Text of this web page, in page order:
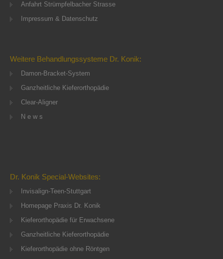
Anfahrt Strümpfelbacher Strasse
Impressum & Datenschutz
Weitere Behandlungssysteme Dr. Konik:
Damon-Bracket-System
Ganzheitliche Kieferorthopädie
Clear-Aligner
N e w s
Dr. Konik Special-Websites:
Invisalign-Teen-Stuttgart
Homepage Praxis Dr. Konik
Kieferorthopädie für Erwachsene
Ganzheitliche Kieferorthopädie
Kieferorthopädie ohne Röntgen